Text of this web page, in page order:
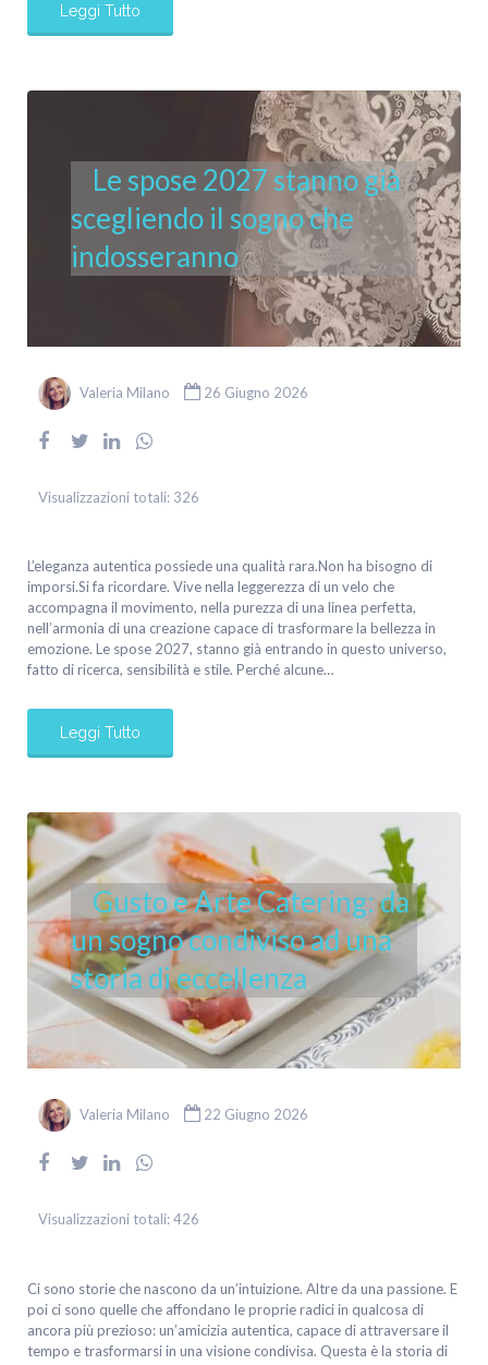
Leggi Tutto
Le spose 2027 stanno già
scegliendo il sogno che
indosseranno
Valeria Milano 26 Giugno 2026
Visualizzazioni totali: 326
L’eleganza autentica possiede una qualità rara.Non ha bisogno di
imporsi.Si fa ricordare. Vive nella leggerezza di un velo che
accompagna il movimento, nella purezza di una linea perfetta,
nell’armonia di una creazione capace di trasformare la bellezza in
emozione. Le spose 2027, stanno già entrando in questo universo,
fatto di ricerca, sensibilità e stile. Perché alcune…
Leggi Tutto
Gusto e Arte Catering: da
un sogno condiviso ad una
storia di eccellenza
Valeria Milano 22 Giugno 2026
Visualizzazioni totali:426
Ci sono storie che nascono da un’intuizione. Altre da una passione. E
poi ci sono quelle che affondano le proprie radici in qualcosa di
ancora più prezioso: un’amicizia autentica, capace di attraversare il
tempo e trasformarsi in una visione condivisa. Questa è la storia di